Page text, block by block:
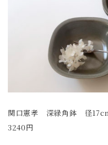
関口憲孝 深緑角鉢 径
3240円